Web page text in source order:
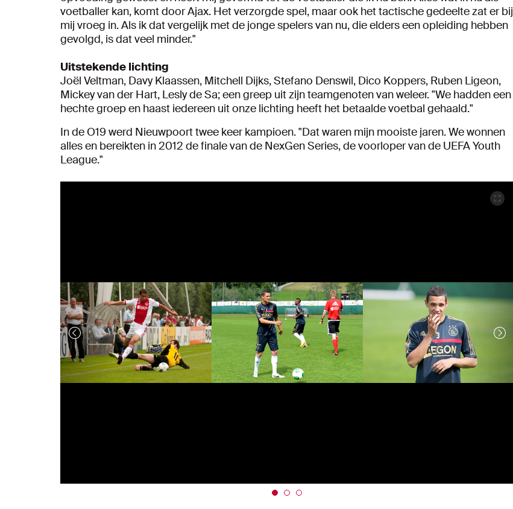
voetballer kan, komt door Ajax. Het verzorgde spel, maar ook het tactische gedeelte zat er bij
mij vroeg in. Als ik dat vergelijk met de jonge spelers van nu, die elders een opleiding hebben
gevolgd, is dat veel minder."
Uitstekende lichting
Joël Veltman, Davy Klaassen, Mitchell Dijks, Stefano Denswil, Dico Koppers, Ruben Ligeon,
Mickey van der Hart, Lesly de Sa; een greep uit zijn teamgenoten van weleer. "We hadden een
hechte groep en haast iedereen uit onze lichting heeft het betaalde voetbal gehaald."
In de O19 werd Nieuwpoort twee keer kampioen. "Dat waren mijn mooiste jaren. We wonnen
alles en bereikten in 2012 de finale van de NexGen Series, de voorloper van de UEFA Youth
League."